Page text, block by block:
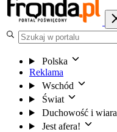
Polska
Reklama
Wschód
Świat
Duchowość i wiara
Jest afera!